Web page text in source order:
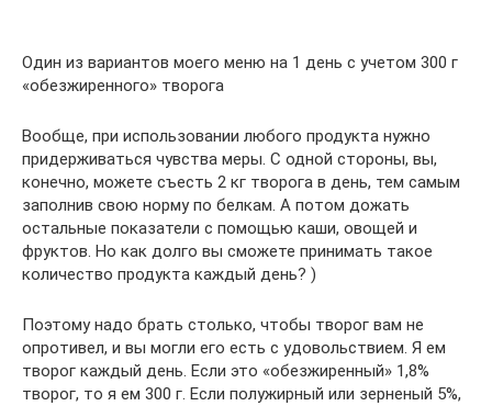
Один из вариантов моего меню на 1 день с учетом 300 г
«обезжиренного» творога
Вообще, при использовании любого продукта нужно
придерживаться чувства меры. С одной стороны, вы,
конечно, можете съесть 2 кг творога в день, тем самым
заполнив свою норму по белкам. А потом дожать
остальные показатели с помощью каши, овощей и
фруктов. Но как долго вы сможете принимать такое
количество продукта каждый день? )
Поэтому надо брать столько, чтобы творог вам не
опротивел, и вы могли его есть с удовольствием. Я ем
творог каждый день. Если это «обезжиренный» 1,8%
творог, то я ем 300 г. Если полужирный или зерненый 5%,